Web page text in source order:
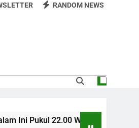
Diprediksi
Jalalive –
Eropab
RANDOM NEWS
Pukul 22.00 WIB yang Diprediksi